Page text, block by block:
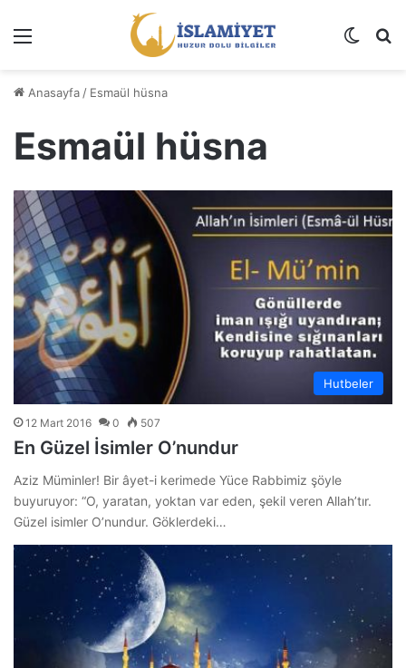
Dış
Anasayfa / Esmaül hüsna
Esmaül hüsna
Hutbeler
12 Mart 2016 0 507
En Güzel İsimler O’nundur
Aziz Müminler! Bir âyet-i kerimede Yüce Rabbimiz şöyle
buyuruyor: “O, yaratan, yoktan var eden, şekil veren Allah’tır.
Güzel isimler O’nundur. Göklerdeki…